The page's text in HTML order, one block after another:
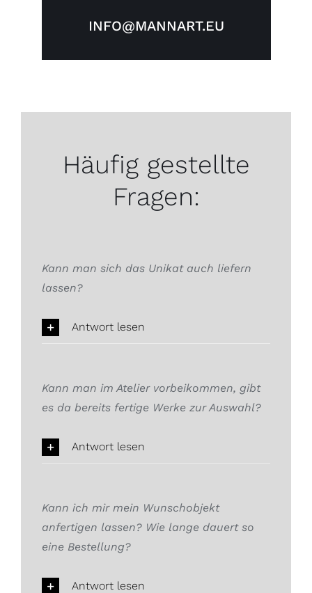
INFO@MANNART.EU
Häufig gestellte
Fragen:
Kann man sich das Unikat auch liefern
lassen?
Antwort lesen
Kann man im Atelier vorbeikommen, gibt
es da bereits fertige Werke zur Auswahl?
Antwort lesen
Kann ich mir mein Wunschobjekt
anfertigen lassen? Wie lange dauert so
eine Bestellung?
Antwort lesen